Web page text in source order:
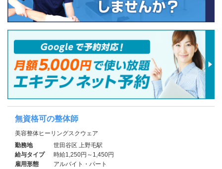
無資格可の整体師
美容整体ヒーリングスクウェア
勤務地
世田谷区 上野毛駅
給与タイプ
時給1,250円～1,450円
雇用形態
アルバイト・パート